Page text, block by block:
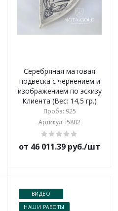
Серебряная матовая
подвеска с чернением и
изображением по эскизу
Клиента (Вес: 14,5 гр.)
Проба: 925
Артикул: i5802
от 46 011.39 руб./шт
ВИДЕО
НАШИ РАБОТЫ